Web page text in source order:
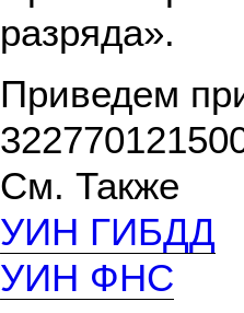
разряда».
Приведем
См. Также
УИН ГИБДД
УИН ФНС